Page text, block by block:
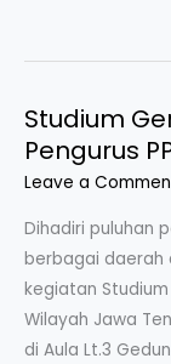
Studium
Pengurus
Leave a
Dihadiri puluhan
berbagai daerah
kegiatan Studium
Wilayah Jawa
di Aula Lt.3